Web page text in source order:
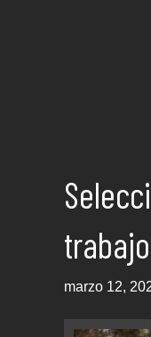
marzo 12,